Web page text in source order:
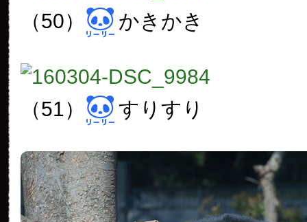
（50） かきかき
（51） すりすり